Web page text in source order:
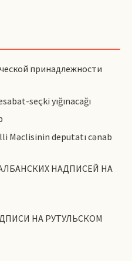
принадлежности
seçki yığınacağı
Məclisinin deputatı cənab
НАДПИСЕЙ НА
НА РУТУЛЬСКОМ